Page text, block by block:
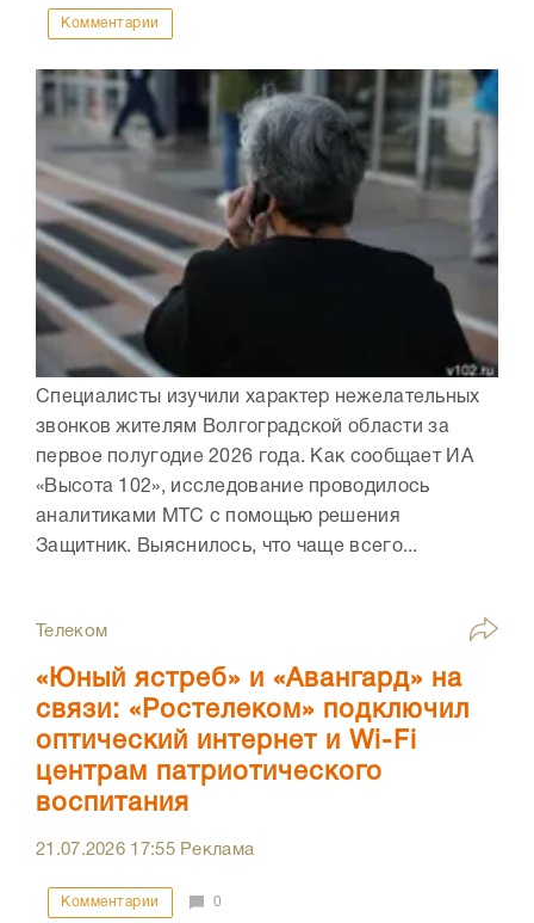
Комментарии
Специалисты изучили характер нежелательных
звонков жителям Волгоградской области за
первое полугодие 2026 года. Как сообщает ИА
«Высота 102», исследование проводилось
аналитиками МТС с помощью решения
Защитник. Выяснилось, что чаще всего...
Телеком
«Юный ястреб» и «Авангард» на
связи: «Ростелеком» подключил
оптический интернет и Wi-Fi
центрам патриотического
воспитания
21.07.2026 17:55Реклама
Комментарии 0